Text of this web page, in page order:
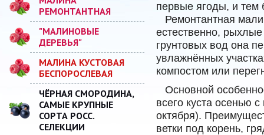
РЕМОНТАНТНАЯ
"МАЛИНОВЫЕ
ДЕРЕВЬЯ"
МАЛИНА КУСТОВАЯ
БЕСПОРОСЛЕВАЯ
ЧЁРНАЯ СМОРОДИНА,
САМЫЕ КРУПНЫЕ
СОРТА РОСС.
СЕЛЕКЦИИ
первые ягоды, и тем
Ремонтантная
естественно,
грунтовых вод она
увлажнённых
компостом или
Основной
всего куста осенью
октября).
ветки под корень,